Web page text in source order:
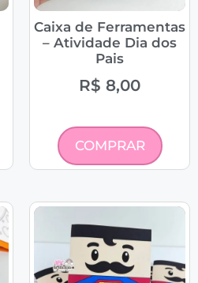
Caixa de Ferramentas
– Atividade Dia dos
Pais
R$ 8,00
COMPRAR